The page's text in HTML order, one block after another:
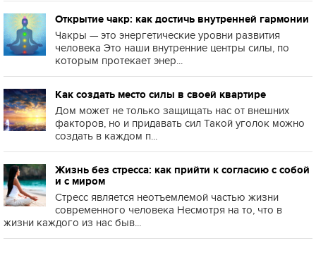
Открытие чакр: как достичь внутренней гармонии
Чакры — это энергетические уровни развития
человека Это наши внутренние центры силы, по
которым протекает энер...
Как создать место силы в своей квартире
Дом может не только защищать нас от внешних
факторов, но и придавать сил Такой уголок можно
создать в каждом п...
Жизнь без стресса: как прийти к согласию с собой
и с миром
Стресс является неотъемлемой частью жизни
современного человека Несмотря на то, что в
жизни каждого из нас быв...